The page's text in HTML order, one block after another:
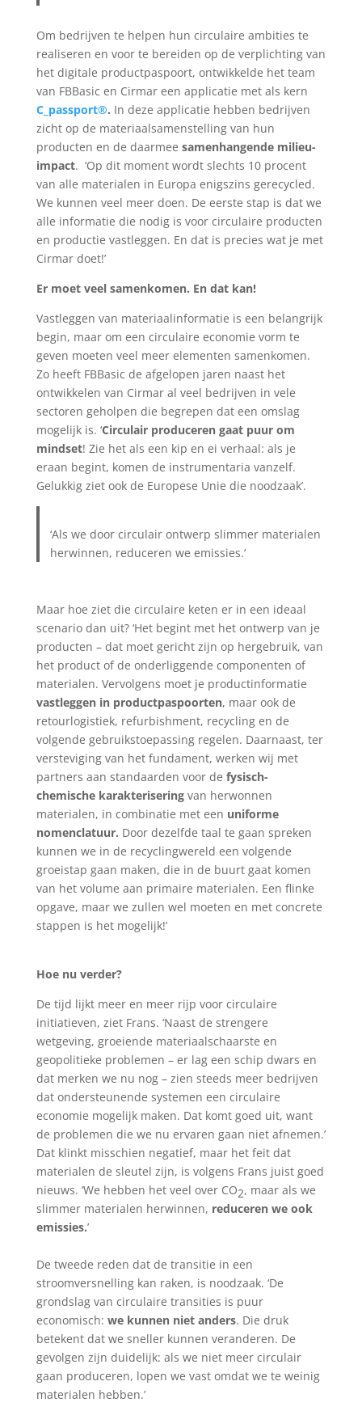
Om bedrijven te helpen hun circulaire ambities te
realiseren en voor te bereiden op de verplichting van
het digitale productpaspoort, ontwikkelde het team
van FBBasic en Cirmar een applicatie met als kern
C_passport®. In deze applicatie hebben bedrijven
zicht op de materiaalsamenstelling van hun
producten en de daarmee samenhangende milieu-
impact. ‘Op dit moment wordt slechts 10 procent
van alle materialen in Europa enigszins gerecycled.
We kunnen veel meer doen. De eerste stap is dat we
alle informatie die nodig is voor circulaire producten
en productie vastleggen. En dat is precies wat je met
Cirmar doet!’
Er moet veel samenkomen. En dat kan!
Vastleggen van materiaalinformatie is een belangrijk
begin, maar om een circulaire economie vorm te
geven moeten veel meer elementen samenkomen.
Zo heeft FBBasic de afgelopen jaren naast het
ontwikkelen van Cirmar al veel bedrijven in vele
sectoren geholpen die begrepen dat een omslag
mogelijk is. ‘Circulair produceren gaat puur om
mindset! Zie het als een kip en ei verhaal: als je
eraan begint, komen de instrumentaria vanzelf.
Gelukkig ziet ook de Europese Unie die noodzaak’.
‘Als we door circulair ontwerp slimmer materialen
herwinnen, reduceren we emissies.’
Maar hoe ziet die circulaire keten er in een ideaal
scenario dan uit? ‘Het begint met het ontwerp van je
producten – dat moet gericht zijn op hergebruik, van
het product of de onderliggende componenten of
materialen. Vervolgens moet je productinformatie
vastleggen in productpaspoorten, maar ook de
retourlogistiek, refurbishment, recycling en de
volgende gebruikstoepassing regelen. Daarnaast, ter
versteviging van het fundament, werken wij met
partners aan standaarden voor de fysisch-
chemische karakteriseringvan herwonnen
materialen, in combinatie met een uniforme
nomenclatuur. Door dezelfde taal te gaan spreken
kunnen we in de recyclingwereld een volgende
groeistap gaan maken, die in de buurt gaat komen
van het volume aan primaire materialen. Een flinke
opgave, maar we zullen wel moeten en met concrete
stappen is het mogelijk!’
Hoe nu verder?
De tijd lijkt meer en meer rijp voor circulaire
initiatieven, ziet Frans. ‘Naast de strengere
wetgeving, groeiende materiaalschaarste en
geopolitieke problemen – er lag een schip dwars en
dat merken we nu nog – zien steeds meer bedrijven
dat ondersteunende systemen een circulaire
economie mogelijk maken. Dat komt goed uit, want
de problemen die we nu ervaren gaan niet afnemen.’
Dat klinkt misschien negatief, maar het feit dat
materialen de sleutel zijn, is volgens Frans juist goed
nieuws. ‘We hebben het veel over CO2, maar als we
slimmer materialen herwinnen, reduceren we ook
emissies.’
De tweede reden dat de transitie in een
stroomversnelling kan raken, is noodzaak. ‘De
grondslag van circulaire transities is puur
economisch: we kunnen niet anders. Die druk
betekent dat we sneller kunnen veranderen. De
gevolgen zijn duidelijk: als we niet meer circulair
gaan produceren, lopen we vast omdat we te weinig
materialen hebben.’